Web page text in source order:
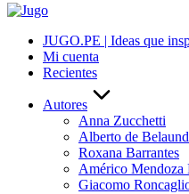
JUGO.PE | Ideas que
Mi cuenta
Recientes
Autores
Anna Zucchetti
Alberto de
Roxana Barrantes
Américo Mendoza
Giacomo